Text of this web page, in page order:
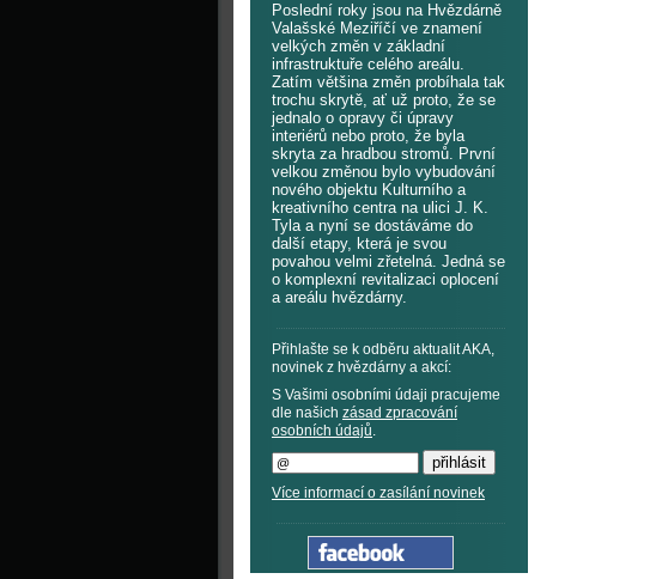
Poslední roky jsou na Hvězdárně
Valašské Meziříčí ve znamení
velkých změn v základní
infrastruktuře celého areálu.
Zatím většina změn probíhala tak
trochu skrytě, ať už proto, že se
jednalo o opravy či úpravy
interiérů nebo proto, že byla
skryta za hradbou stromů. První
velkou změnou bylo vybudování
nového objektu Kulturního a
kreativního centra na ulici J. K.
Tyla a nyní se dostáváme do
další etapy, která je svou
povahou velmi zřetelná. Jedná se
o komplexní revitalizaci oplocení
a areálu hvězdárny.
Přihlašte se k odběru aktualit AKA,
novinek z hvězdárny a akcí:
S Vašimi osobními údaji pracujeme
dle našich zásad zpracování
osobních údajů.
Více informací o zasílání novinek